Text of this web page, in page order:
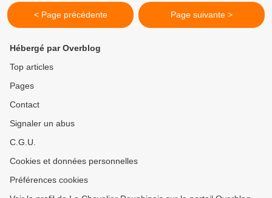
< Page précédente Page suivante >
Hébergé par Overblog
Top articles
Pages
Contact
Signaler un abus
C.G.U.
Cookies et données personnelles
Préférences cookies